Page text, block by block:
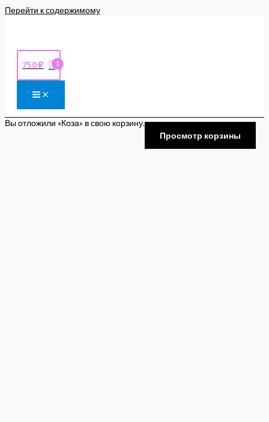
Перейти к содержимому
750₽
Вы отложили «Коза» в свою корзину.
Просмотр корзины